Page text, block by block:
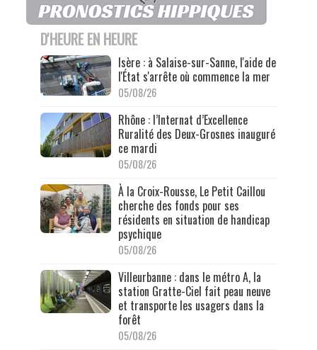
D'HEURE EN HEURE
Isère : à Salaise-sur-Sanne, l'aide de
l'État s'arrête où commence la mer
05/08/26
Rhône : l’Internat d’Excellence
Ruralité des Deux-Grosnes inauguré
ce mardi
05/08/26
À la Croix-Rousse, Le Petit Caillou
cherche des fonds pour ses
résidents en situation de handicap
psychique
05/08/26
Villeurbanne : dans le métro A, la
station Gratte-Ciel fait peau neuve
et transporte les usagers dans la
forêt
05/08/26